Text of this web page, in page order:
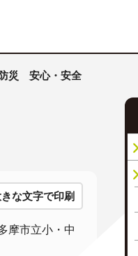
災 安心・安全
な文字で印刷
摩市立小・中